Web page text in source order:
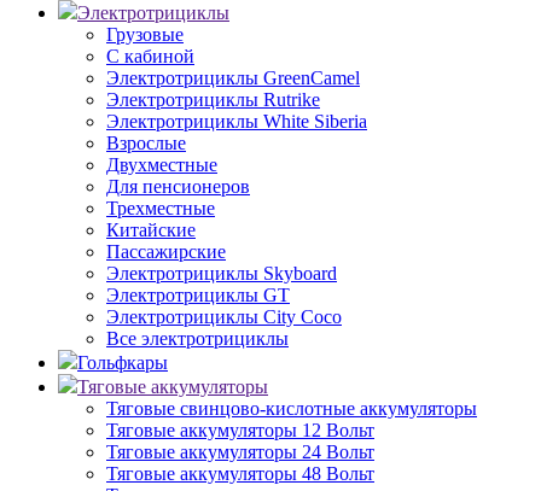
Электротрициклы
Грузовые
С кабиной
Электротрициклы GreenCamel
Электротрициклы Rutrike
Электротрициклы White Siberia
Взрослые
Двухместные
Для пенсионеров
Трехместные
Китайские
Пассажирские
Электротрициклы Skyboard
Электротрициклы GT
Электротрициклы City Coco
Все электротрициклы
Гольфкары
Тяговые аккумуляторы
Тяговые свинцово-кислотные аккумуляторы
Тяговые аккумуляторы 12 Вольт
Тяговые аккумуляторы 24 Вольт
Тяговые аккумуляторы 48 Вольт